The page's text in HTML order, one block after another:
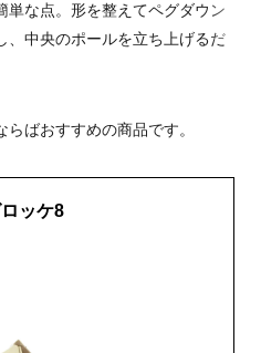
単な点。形を整えてペグダウン
、中央のポールを立ち上げるだ
ばおすすめの商品です。
ッケ8